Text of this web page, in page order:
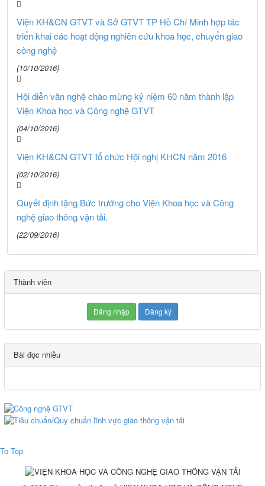
Viện KH&CN GTVT và Sở GTVT TP Hồ Chí Minh hợp tác
triển khai các hoạt động nghiên cứu khoa học, chuyển giao
công nghệ
(10/10/2016)
Hội diễn văn nghệ chào mừng kỷ niệm 60 năm thành lập
Viện Khoa học và Công nghệ GTVT
(04/10/2016)
Viện KH&CN GTVT tổ chức Hội nghị KHCN năm 2016
(02/10/2016)
Quyết định tặng Bức trướng cho Viện Khoa học và Công
nghệ giao thông vận tải.
(22/09/2016)
Thành viên
Đăng nhập Đăng ký
Bài đọc nhiều
To Top